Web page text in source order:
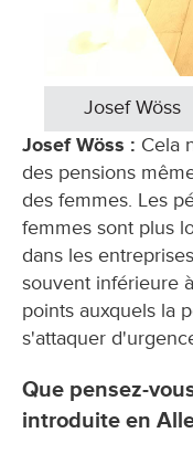
Josef Wöss
Josef Wöss : Cela
des pensions
des femmes. Les
femmes sont plus
dans les
souvent inférieure
points auxquels la
s'attaquer
Que pensez-
introduite en